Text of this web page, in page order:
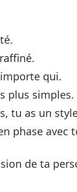
qui.
plus simples.
tu as un
phase avec
de ta